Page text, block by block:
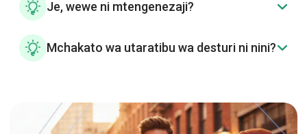
Je, wewe ni mtengenezaji?
Mchakato wa utaratibu wa desturi ni nini?